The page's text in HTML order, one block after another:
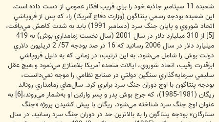
شعبده 11 سپتامبر جاذبه خود را براي فريب افکار عمومي از دست داده است.
اين شعبده بودجه رسمي پنتاگون (وزارت دفاع آمريکا) را، که پس از فروپاشي
اتحاد شوروي و پايان جنگ سرد (دسامبر 1991) بايد به شدت کاهش مي‌يافت،
[5] از 310 ميليارد دلار در سال 2001 (سال نخست زمامداري بوش) به 419
ميليارد دلار در سال 2006 رسانيد که 16 در صد بودجه 57/ 2 تريليون دلاري
دولت بوش را شامل مي‌شود. به اين ترتيب، در زماني که به دليل فروپاشي
ابرقدرت رقيب، اتحاد شوروي، ايالات متحده آمريکا بلامنازع مي‌نمود و هيچ عقل
سليمي سرمايه‌گذاري سنگين دولتي در صنايع نظامي را موجه نمي‌دانست،
بودجه پنتاگون با اوج دوران جنگ سرد برابري کرد. سال‌هاي زمامداري رونالد
ريگان (1981-1985)، که جرج بوش پدر و پسر وارثين او به‌شمار مي‌روند،[6] به
عنوان اوج جنگ سرد شناخته مي‌شود. ريگان با پيش کشيدن پروژه «جنگ
ستارگان» بودجه پنتاگون را به بالاترين حد در دوران جنگ سرد رسانيد. در سال